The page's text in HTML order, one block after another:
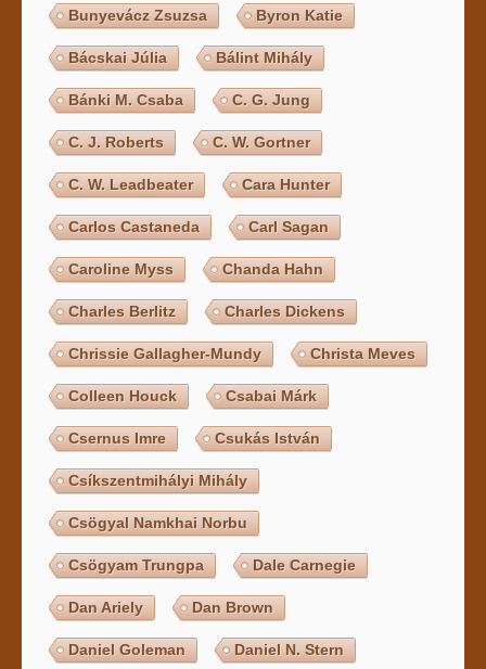
Bunyevácz Zsuzsa Byron Katie
Bácskai Júlia Bálint Mihály
Bánki M. Csaba C. G. Jung
C. J. Roberts C. W. Gortner
C. W. Leadbeater Cara Hunter
Carlos Castaneda Carl Sagan
Caroline Myss Chanda Hahn
Charles Berlitz Charles Dickens
Chrissie Gallagher-Mundy Christa Meves
Colleen Houck Csabai Márk
Csernus Imre Csukás István
Csíkszentmihályi Mihály
Csögyal Namkhai Norbu
Csögyam Trungpa Dale Carnegie
Dan Ariely Dan Brown
Daniel Goleman Daniel N. Stern